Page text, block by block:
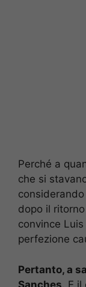
Perché a
che si
considerando
dopo il
convince
perfezione
Pertanto, a
Sanches. E il